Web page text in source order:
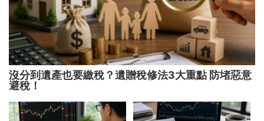
沒分到遺產也要繳稅？遺贈稅修法3大重點 防堵惡意
避稅！